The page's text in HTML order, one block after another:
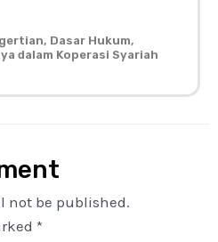
Dasar Hukum,
dalam Koperasi Syariah
not be published.
*